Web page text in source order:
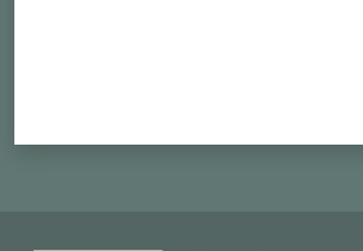
Seguici